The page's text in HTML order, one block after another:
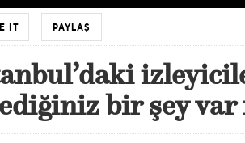
IT PAYLAŞ
bir şey var